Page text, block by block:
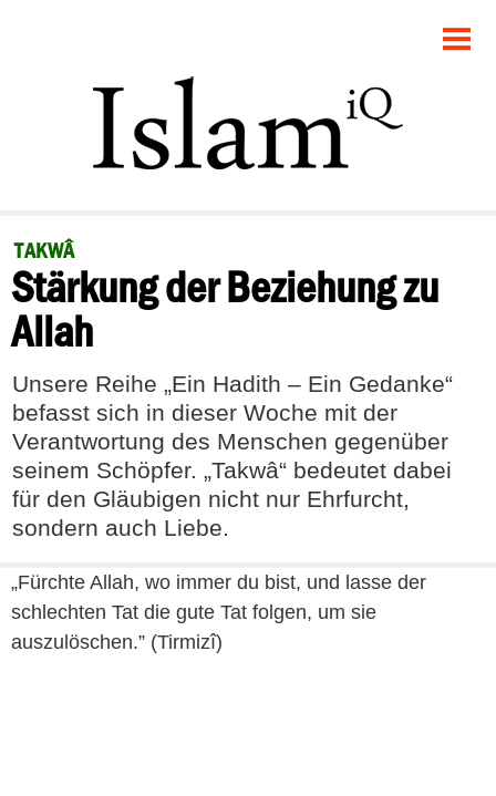
POLITIK
GESELLSCHAFT
RECHT
FEUILLETON
DEBATTE
TAKWÂ
Stärkung der Beziehung zu
Allah
Unsere Reihe „Ein Hadith – Ein Gedanke“
befasst sich in dieser Woche mit der
Verantwortung des Menschen gegenüber
seinem Schöpfer. „Takwâ“ bedeutet dabei
für den Gläubigen nicht nur Ehrfurcht,
sondern auch Liebe.
„Fürchte Allah, wo immer du bist, und lasse der
schlechten Tat die gute Tat folgen, um sie
auszulöschen.” (Tirmizî)